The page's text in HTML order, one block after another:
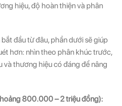
hiệu, độ hoàn thiện và phân
đầu từ đâu, phần dưới sẽ giúp
hơn: nhìn theo phân khúc trước,
và thương hiệu có đáng để nâng
800.000 – 2 triệu đồng):